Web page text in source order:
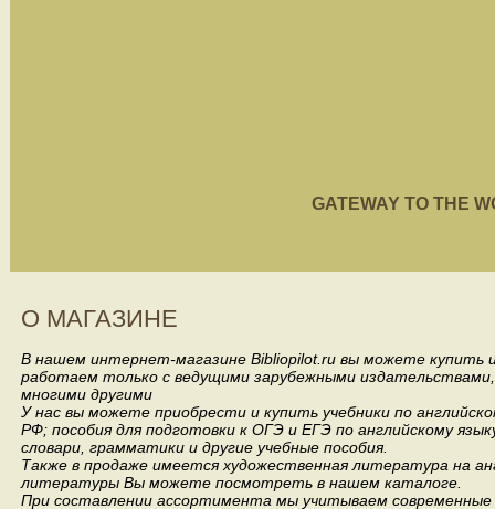
GATEWAY TO THE
О МАГАЗИНЕ
В нашем интернет-магазине Bibliopilot.ru вы можете купить
работаем только с ведущими зарубежными издательствами,
многими другими
У нас вы можете приобрести и купить учебники по
РФ; пособия для подготовки к ОГЭ и ЕГЭ по английскому
словари, грамматики и другие учебные пособия.
Также в продаже имеется художественная литература на
литературы Вы можете посмотреть в нашем каталоге.
При составлении ассортимента мы учитываем